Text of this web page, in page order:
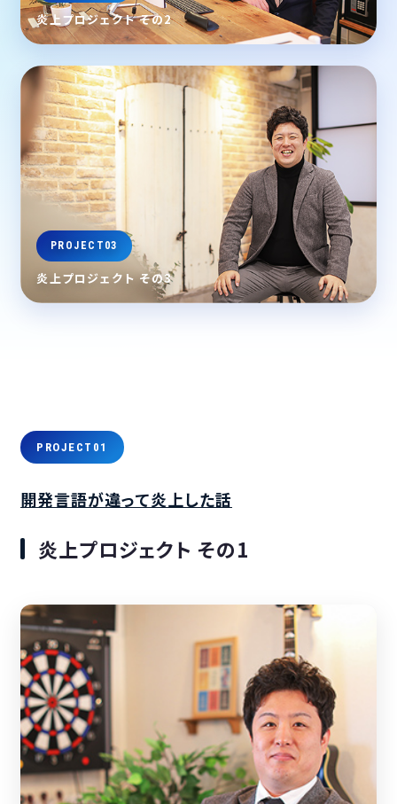
炎上プロジェクト その2
PROJECT03
炎上プロジェクト その3
PROJECT01
開発言語が違って炎上した話
炎上プロジェクト その1